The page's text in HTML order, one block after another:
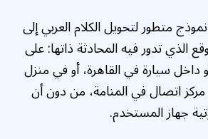
متطور لتحويل الكلام العربي إلى
الذي تدور فيه المحادثة ذاتها: على
سيارة في القاهرة، أو في منزل
اتصال في المنامة، من دون أن
جهاز المستخدم.